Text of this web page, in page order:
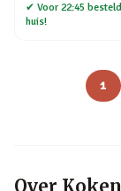
✔ Voor 22:45
huis!
1
Over